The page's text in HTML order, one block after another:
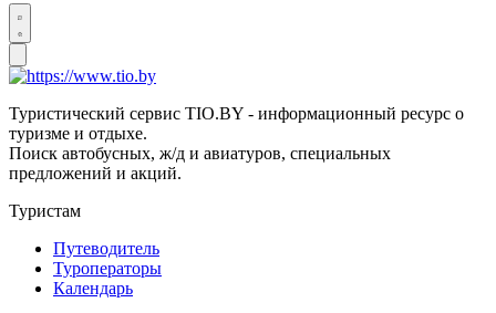
Туристический сервис TIO.BY - информационный ресурс о
туризме и отдыхе.
Поиск автобусных, ж/д и авиатуров, специальных
предложений и акций.
Туристам
Путеводитель
Туроператоры
Календарь